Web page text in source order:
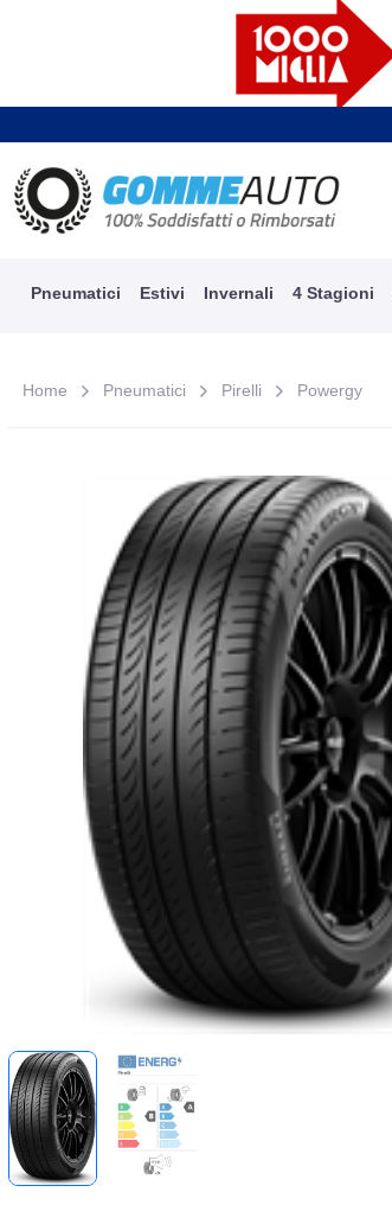
Pneumatici Estivi Invernali 4 Stagioni
Home Pneumatici Pirelli Powergy